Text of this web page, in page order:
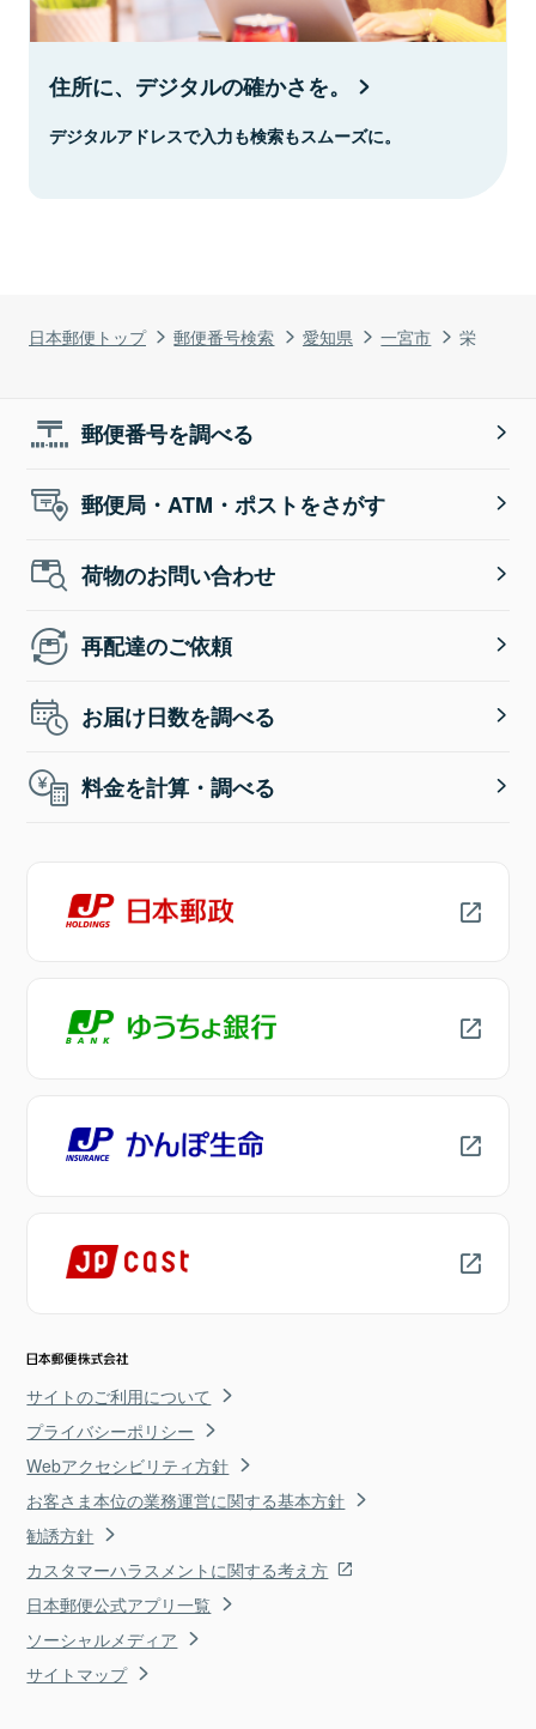
日本郵便トップ 郵便番号検索 愛知県 一宮市 栄
住所に、デジタルの確かさを。
デジタルアドレスで入力も検索もスムーズに。
郵便番号を調べる
郵便局・ATM・ポストをさがす
荷物のお問い合わせ
再配達のご依頼
お届け日数を調べる
料金を計算・調べる
サイトのご利用について
プライバシーポリシー
Webアクセシビリティ方針
お客さま本位の業務運営に関する基本方針
勧誘方針
カスタマーハラスメントに関する考え方
日本郵便公式アプリ一覧
ソーシャルメディア
サイトマップ